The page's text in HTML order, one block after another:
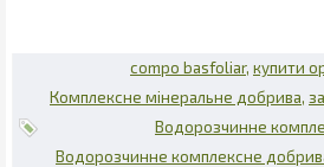
compo basfoliar купити
Комплексне мінеральне добрива
Водорозчинне
Водорозчинне комплексне